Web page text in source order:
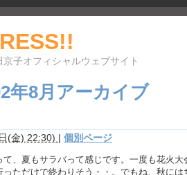
子オフィシャルウェブサイト
年8月アーカイブ
(金) 22:30) | 個別ページ
て、夏もサラバって感じです。一度も花火大
っただけで終わりそう・・。でもね、秋に